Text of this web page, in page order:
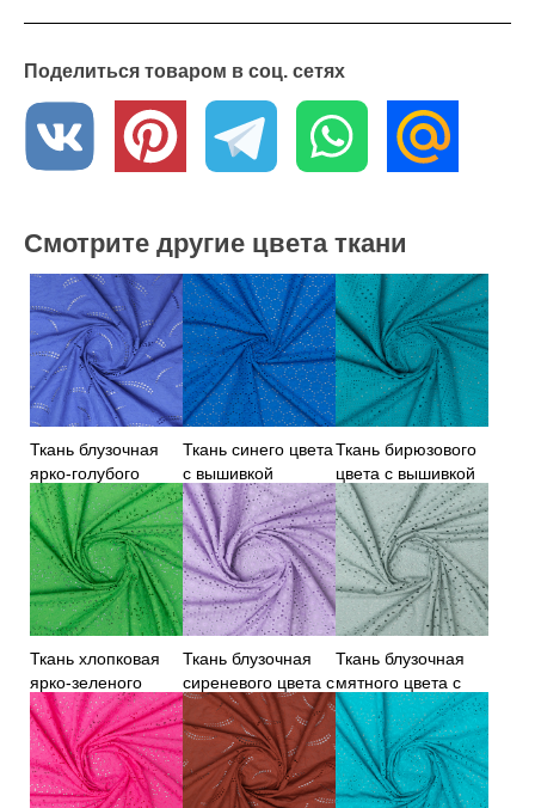
Поделиться товаром в соц. сетях
Смотрите другие цвета ткани
Ткань блузочная
ярко-голубого
цвета с вышивкой
Ткань синего цвета
с вышивкой
Ткань бирюзового
цвета с вышивкой
Ткань хлопковая
ярко-зеленого
цвета с вышивкой
Ткань блузочная
сиреневого цвета с
вышивкой
Ткань блузочная
мятного цвета с
вышивкой